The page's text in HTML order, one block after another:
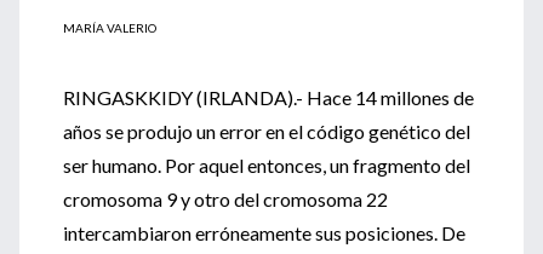
MARÍA VALERIO
RINGASKKIDY (IRLANDA).- Hace 14 millones de
años se produjo un error en el código genético del
ser humano. Por aquel entonces, un fragmento del
cromosoma 9 y otro del cromosoma 22
intercambiaron erróneamente sus posiciones. De